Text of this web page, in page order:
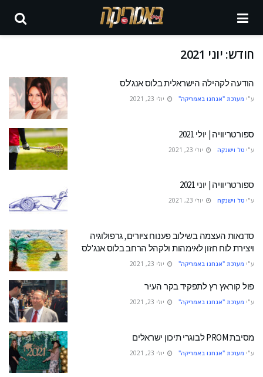
חודש: יוני 2021
הודעה לקהילה הישראלית בלוס אנג'לס
ע"י מערכת "אנחנו באמריקה" יולי 23, 2021
ספורטריוויה | יולי 2021
ע"י טל וישנקה יולי 23, 2021
ספורטריוויה | יוני 2021
ע"י טל וישנקה יולי 23, 2021
סדנאות העצמה בשילוב פענוח ציורים, גרפולוגיה
ויצירת לוח חזון לאימהות ולקהל הרחב בלוס אנג'לס
ע"י מערכת "אנחנו באמריקה" יולי 23, 2021
פול קוראץ רץ לתפקיד בקר העיר
ע"י מערכת "אנחנו באמריקה" יולי 23, 2021
מסיבת PROM לבוגרי תיכון ישראלים
ע"י מערכת "אנחנו באמריקה" יולי 23, 2021